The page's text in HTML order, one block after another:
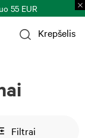
55 EUR
Krepšelis
Filtrai